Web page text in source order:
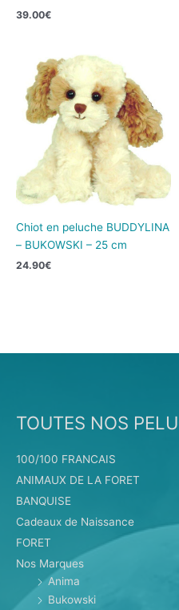
39.00€
Chiot en peluche BUDDYLINA
– BUKOWSKI – 25 cm
24.90€
TOUTES NOS
100/100 FRANCAIS
ANIMAUX DE LA FORET
BANQUISE
Cadeaux de Naissance
FORET
Nos Marques
Anima
Bukowski